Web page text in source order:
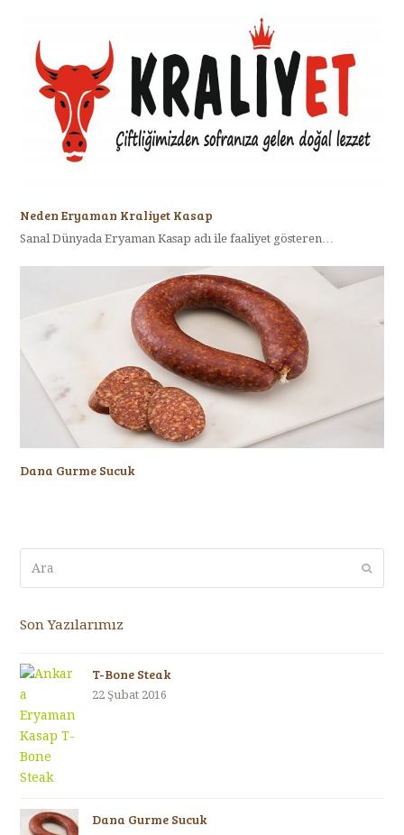
Neden Eryaman Kraliyet Kasap
Sanal Dünyada Eryaman Kasap adı ile faaliyet gösteren…
Dana Gurme Sucuk
Son Yazılarımız
T-Bone Steak
22 Şubat 2016
Dana Gurme Sucuk